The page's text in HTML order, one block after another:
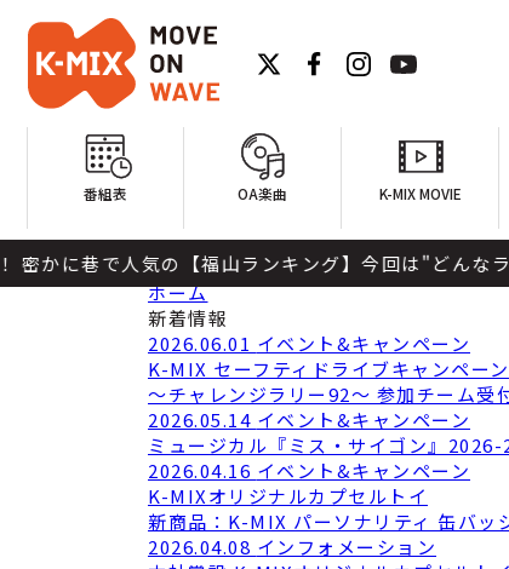
番組表 OA楽曲 K-MIX MOVIE
で人気の【福山ランキング】今回は"どんなラ
新着情報 NEWS
ホーム
新着情報
2026.06.01 イベント&キャンペーン
K-MIX セーフティドライブキャンペーン
～チャレンジラリー92～ 参加チーム受
2026.05.14 イベント&キャンペーン
ミュージカル『ミス・サイゴン』2026-
2026.04.16 イベント&キャンペーン
K-MIXオリジナルカプセルトイ
新商品：K-MIX パーソナリティ 缶バッ
2026.04.08 インフォメーション